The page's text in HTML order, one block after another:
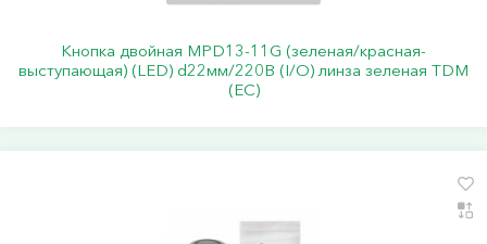
Кнопка двойная MPD13-11G (зеленая/красная-
выступающая) (LED) d22мм/220В (I/O) линза зеленая TDM
(ЕС)